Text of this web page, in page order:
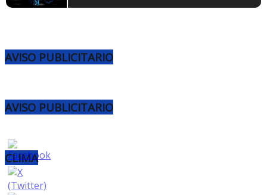
AVISO PUBLICITARIO
AVISO PUBLICITARIO
CLIMA